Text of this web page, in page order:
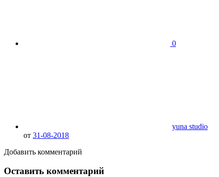
0
yuna studio
от 31-08-2018
Добавить комментарий
Оставить комментарий